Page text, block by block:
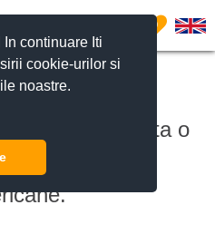
continuare Iti
cookie-urilor si
noastre.
0
si o pisica cauta o
in zona Scolii